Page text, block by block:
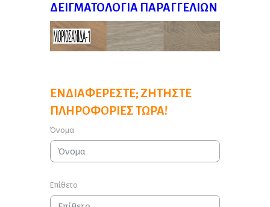
ΔΕΙΓΜΑΤΟΛΌΓΙΑ ΠΑΡΑΓΓΕΛΙΏΝ
ΕΝΔΙΑΦΈΡΕΣΤΕ; ΖΗΤΉΣΤΕ
ΠΛΗΡΟΦΟΡΊΕΣ ΤΏΡΑ!
Όνομα
Επίθετο